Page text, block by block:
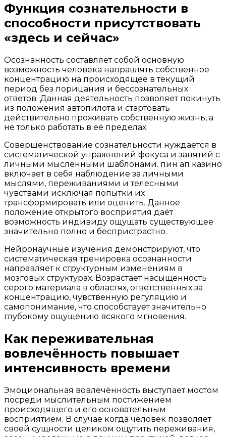
Функция сознательности в
способности присутствовать
«здесь и сейчас»
Осознанность составляет собой основную
возможность человека направлять собственное
концентрацию на происходящее в текущий
период без порицания и бессознательных
ответов. Данная деятельность позволяет покинуть
из положения автопилота и стартовать
действительно проживать собственную жизнь, а
не только работать в её пределах.
Совершенствование сознательности нуждается в
систематической упражнений фокуса и занятий с
личными мысленными шаблонами. пин ап казино
включает в себя наблюдение за личными
мыслями, переживаниями и телесными
чувствами исключая попытки их
трансформировать или оценить. Данное
положение открытого восприятия даёт
возможность индивиду ощущать существующее
значительно полно и беспристрастно.
Нейронаучные изучения демонстрируют, что
систематическая тренировка осознанности
направляет к структурным изменениям в
мозговых структурах. Возрастает насыщенность
серого материала в областях, ответственных за
концентрацию, чувственную регуляцию и
самопонимание, что способствует значительно
глубокому ощущению всякого мгновения.
Как переживательная
вовлечённость повышает
интенсивность времени
Эмоциональная вовлечённость выступает мостом
посреди мыслительным постижением
происходящего и его основательным
восприятием. В случае когда человек позволяет
своей сущности целиком ощутить переживания,